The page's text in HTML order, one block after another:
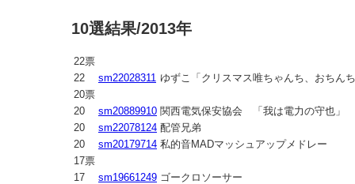
10選結果/2013年
22票
22
sm22028311 ゆずこ「クリスマス唯ちゃんち、おちん
20票
20
sm20889910 関西電気保安協会 「我は電力の守也」
20
sm22078124 配管兄弟
20
sm20179714 私的音MADマッシュアップメドレー
17票
17
sm19661249 ゴークロソーサー